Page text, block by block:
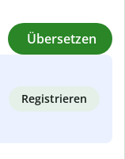
Übersetzen
Registrieren